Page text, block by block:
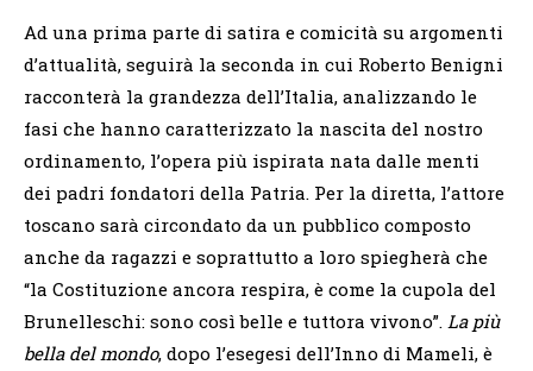
Ad una prima parte di satira e comicità su argomenti
d’attualità, seguirà la seconda in cui Roberto Benigni
racconterà la grandezza dell’Italia, analizzando le
fasi che hanno caratterizzato la nascita del nostro
ordinamento, l’opera più ispirata nata dalle menti
dei padri fondatori della Patria. Per la diretta, l’attore
toscano sarà circondato da un pubblico composto
anche da ragazzi e soprattutto a loro spiegherà che
“la Costituzione ancora respira, è come la cupola del
Brunelleschi: sono così belle e tuttora vivono”. La più
bella del mondo, dopo l’esegesi dell’Inno di Mameli, è